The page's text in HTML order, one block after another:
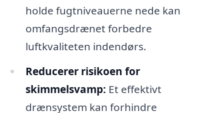
holde fugtniveauerne nede kan
omfangsdrænet forbedre
luftkvaliteten indendørs.
Reducerer risikoen for
skimmelsvamp: Et effektivt
drænsystem kan forhindre